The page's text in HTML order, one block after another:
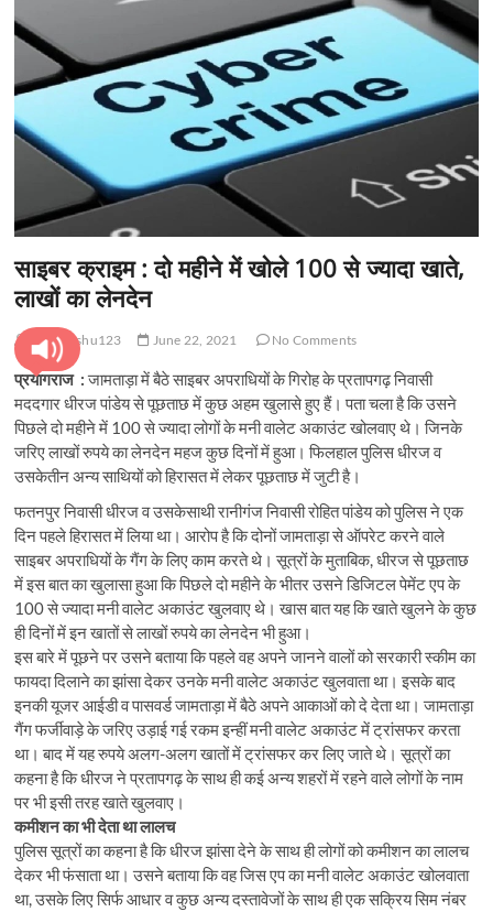
t
o
साइबर क्राइम : दो महीने में खोले 100 से ज्यादा खाते,
लाखों का लेनदेन
pratyanshu123 June 22, 2021 No Comments
प्रयागराज :जामताड़ा में बैठे साइबर अपराधियों के गिरोह के प्रतापगढ़ निवासी
मददगार धीरज पांडेय से पूछताछ में कुछ अहम खुलासे हुए हैं। पता चला है कि उसने
पिछले दो महीने में 100 से ज्यादा लोगों के मनी वालेट अकाउंट खोलवाए थे। जिनके
जरिए लाखों रुपये का लेनदेन महज कुछ दिनों में हुआ। फिलहाल पुलिस धीरज व
उसकेतीन अन्य साथियों को हिरासत में लेकर पूछताछ में जुटी है।
फतनपुर निवासी धीरज व उसकेसाथी रानीगंज निवासी रोहित पांडेय को पुलिस ने एक
दिन पहले हिरासत में लिया था। आरोप है कि दोनों जामताड़ा से ऑपरेट करने वाले
साइबर अपराधियों के गैंग के लिए काम करते थे। सूत्रों के मुताबिक, धीरज से पूछताछ
में इस बात का खुलासा हुआ कि पिछले दो महीने के भीतर उसने डिजिटल पेमेंट एप के
100 से ज्यादा मनी वालेट अकाउंट खुलवाए थे। खास बात यह कि खाते खुलने के कुछ
ही दिनों में इन खातों से लाखों रुपये का लेनदेन भी हुआ।
इस बारे में पूछने पर उसने बताया कि पहले वह अपने जानने वालों को सरकारी स्कीम का
फायदा दिलाने का झांसा देकर उनके मनी वालेट अकाउंट खुलवाता था। इसके बाद
इनकी यूजर आईडी व पासवर्ड जामताड़ा में बैठे अपने आकाओं को दे देता था। जामताड़ा
गैंग फर्जीवाड़े के जरिए उड़ाई गई रकम इन्हीं मनी वालेट अकाउंट में ट्रांसफर करता
था। बाद में यह रुपये अलग-अलग खातों में ट्रांसफर कर लिए जाते थे। सूत्रों का
कहना है कि धीरज ने प्रतापगढ़ के साथ ही कई अन्य शहरों में रहने वाले लोगों के नाम
पर भी इसी तरह खाते खुलवाए।
कमीशन का भी देता था लालच
पुलिस सूत्रों का कहना है कि धीरज झांसा देने के साथ ही लोगों को कमीशन का लालच
देकर भी फंसाता था। उसने बताया कि वह जिस एप का मनी वालेट अकाउंट खोलवाता
था, उसके लिए सिर्फ आधार व कुछ अन्य दस्तावेजों के साथ ही एक सक्रिय सिम नंबर